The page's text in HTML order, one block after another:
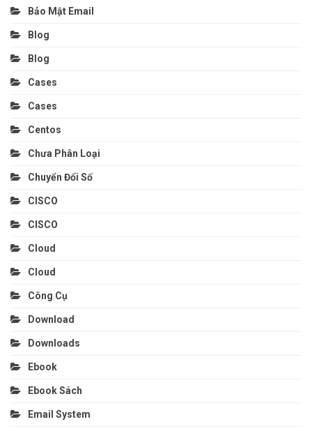
Bảo Mật Email
Blog
Blog
Cases
Cases
Centos
Chưa Phân Loại
Chuyển Đổi Số
CISCO
CISCO
Cloud
Cloud
Công Cụ
Download
Downloads
Ebook
Ebook Sách
Email System